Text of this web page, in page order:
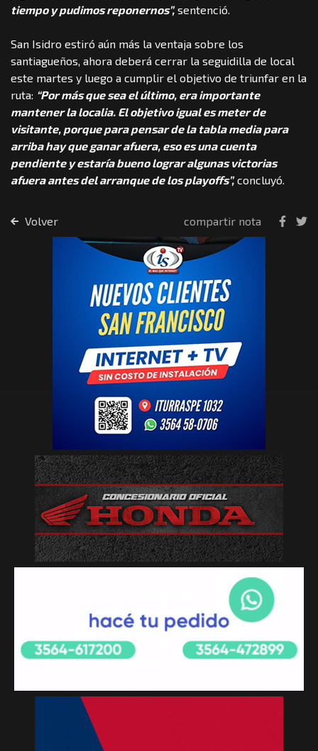
tiempo y pudimos reponernos”,sentenció.
San Isidro estiró aún más la ventaja sobre los
santiagueños, ahora deberá cerrar la seguidilla de local
este martes y luego a cumplir el objetivo de triunfar en la
ruta: “Por más que sea el último, era importante
mantener la localia. El objetivo igual es meter de
visitante, porque para pensar de la tabla media para
arriba hay que ganar afuera, eso es una cuenta
pendiente y estaría bueno lograr algunas victorias
afuera antes del arranque de los playoffs”,concluyó.
Volver compartir nota